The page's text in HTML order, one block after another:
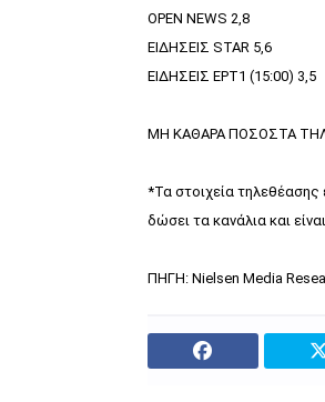
ΟPEN NEWS 2,8
EΙΔΗΣΕΙΣ STAR 5,6
ΕΙΔΗΣΕΙΣ ΕΡΤ1 (15:00) 3,5
ΜΗ ΚΑΘΑΡΑ ΠΟΣΟΣΤΑ
*Τα στοιχεία
δώσει τα κανάλια και
ΠΗΓΗ: Nielsen Media